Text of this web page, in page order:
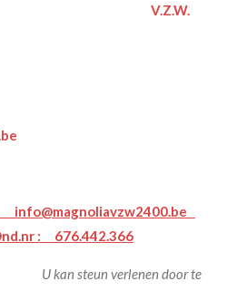
V.Z.W.
: 676.442.366
U kan steun verlenen door te